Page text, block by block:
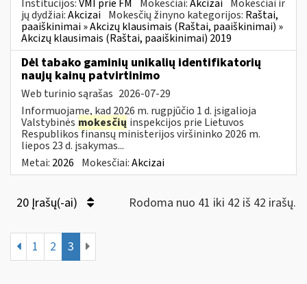
Institucijos:VMI prie FM Mokesčiai:Akcizai Mokesčiai ir
jų dydžiai:Akcizai Mokesčių žinyno kategorijos: Raštai,
paaiškinimai » Akcizų klausimais (Raštai, paaiškinimai) »
Akcizų klausimais (Raštai, paaiškinimai) 2019
Dėl tabako gaminių unikalių identifikatorių
naujų kainų patvirtinimo
Web turinio sąrašas 2026-07-29
Informuojame, kad 2026 m. rugpjūčio 1 d. įsigalioja
Valstybinės mokesčių inspekcijos prie Lietuvos
Respublikos finansų ministerijos viršininko 2026 m.
liepos 23 d. įsakymas...
Metai: 2026 Mokesčiai:Akcizai
20 Įrašų(-ai) Rodoma nuo 41 iki 42 iš 42 irašų.
1 2 3